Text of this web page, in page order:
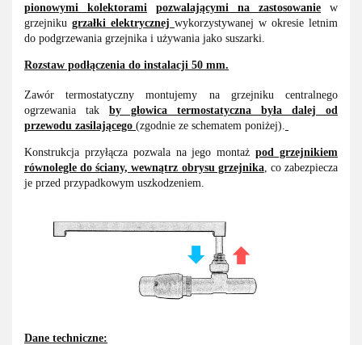
pionowymi kolektorami
pozwalającymi na zastosowanie w
grzejniku grzałki elektrycznej wykorzystywanej w okresie letnim
do podgrzewania grzejnika i używania jako suszarki.
Rozstaw podłączenia do instalacji 50 mm.
Zawór termostatyczny montujemy na grzejniku centralnego
ogrzewania tak by głowica termostatyczna była dalej od
przewodu zasilającego (zgodnie ze schematem poniżej).
Konstrukcja przyłącza pozwala na jego montażpod grzejnikiem
równolegle do ściany, wewnątrz obrysu grzejnika, co zabezpiecza
je przed przypadkowym uszkodzeniem.
Dane techniczne: